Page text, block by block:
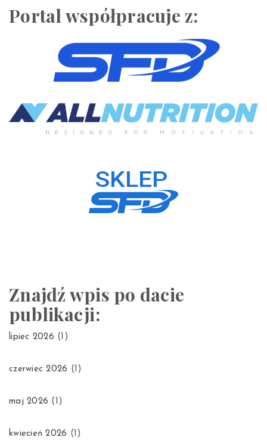
Portal współpracuje z:
Znajdź wpis po dacie
publikacji:
lipiec 2026 (1)
czerwiec 2026 (1)
maj 2026 (1)
kwiecień 2026 (1)